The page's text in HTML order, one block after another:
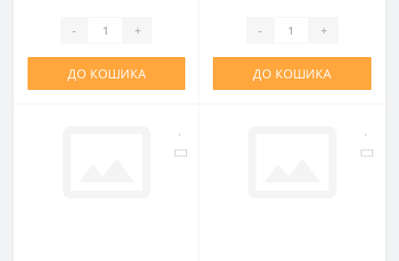
- +
ДО КОШИКА
- +
ДО КОШИКА